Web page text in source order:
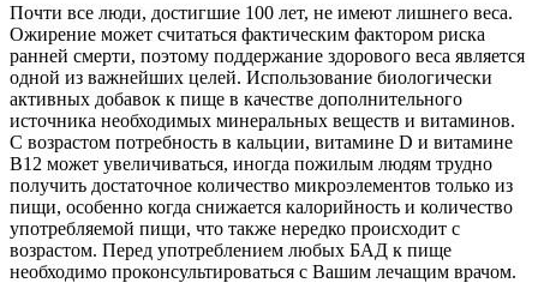
Почти все люди, достигшие 100 лет, не имеют лишнего веса.
Ожирение может считаться фактическим фактором риска
ранней смерти, поэтому поддержание здорового веса является
одной из важнейших целей. Использование биологически
активных добавок к пище в качестве дополнительного
источника необходимых минеральных веществ и витаминов.
С возрастом потребность в кальции, витамине D и витамине
B12 может увеличиваться, иногда пожилым людям трудно
получить достаточное количество микроэлементов только из
пищи, особенно когда снижается калорийность и количество
употребляемой пищи, что также нередко происходит с
возрастом. Перед употреблением любых БАД к пище
необходимо проконсультироваться с Вашим лечащим врачом.